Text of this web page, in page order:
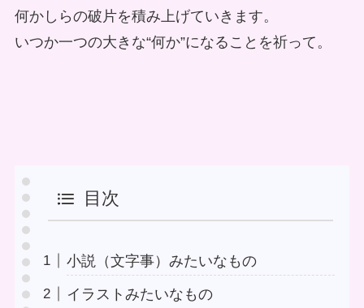
何かしらの破片を積み上げていきます。
いつか一つの大きな“何か”になることを祈って。
目次
小説（文字事）みたいなもの
イラストみたいなもの